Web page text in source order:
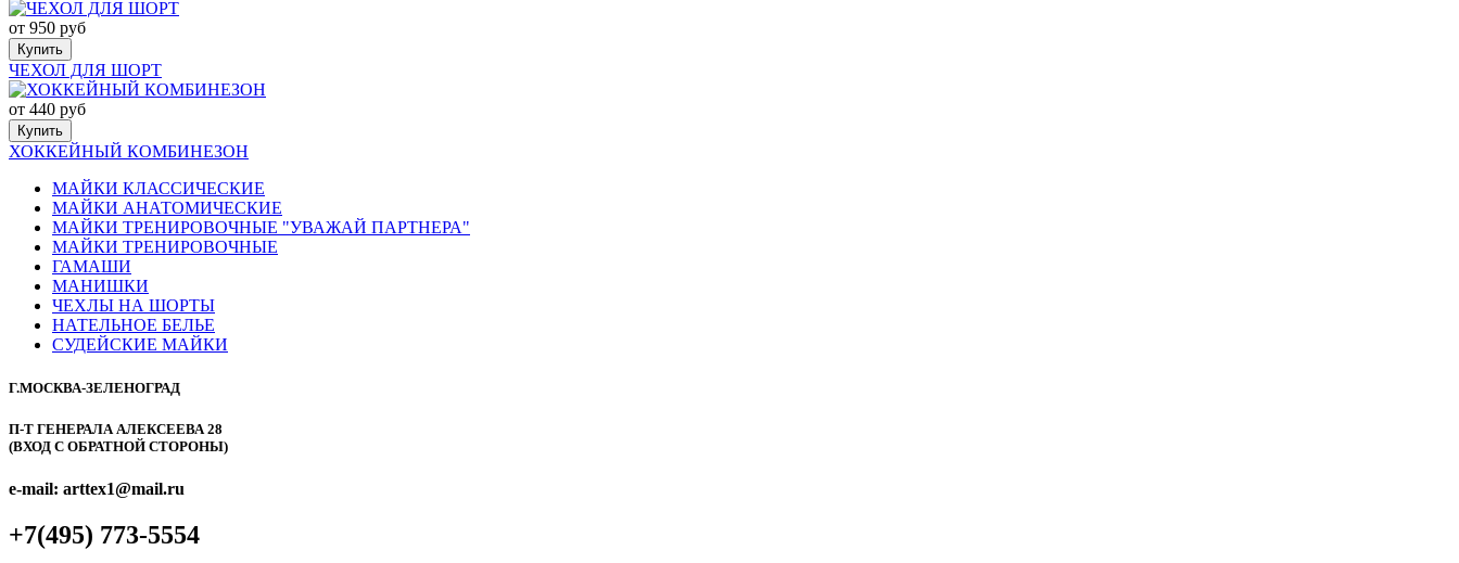
от 950 руб
Купить
ЧЕХОЛ ДЛЯ ШОРТ
от 440 руб
Купить
ХОККЕЙНЫЙ КОМБИНЕЗОН
МАЙКИ КЛАССИЧЕСКИЕ
МАЙКИ АНАТОМИЧЕСКИЕ
МАЙКИ ТРЕНИРОВОЧНЫЕ "УВАЖАЙ ПАРТНЕРА"
МАЙКИ ТРЕНИРОВОЧНЫЕ
ГАМАШИ
МАНИШКИ
ЧЕХЛЫ НА ШОРТЫ
НАТЕЛЬНОЕ БЕЛЬЕ
СУДЕЙСКИЕ МАЙКИ
Г.МОСКВА-ЗЕЛЕНОГРАД
П-Т ГЕНЕРАЛА АЛЕКСЕЕВА 28
(ВХОД С ОБРАТНОЙ СТОРОНЫ)
e-mail: arttex1@mail.ru
+7(495) 773-5554